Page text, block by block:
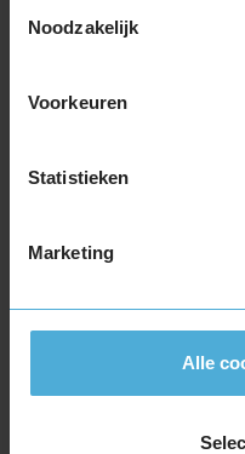
Noodzakelijk
Voorkeuren
Statistieken
Marketing
Alle
In de categorie grip
gewaardeerd met
De band heeft een
met A-notering, wat
bandenlabel van